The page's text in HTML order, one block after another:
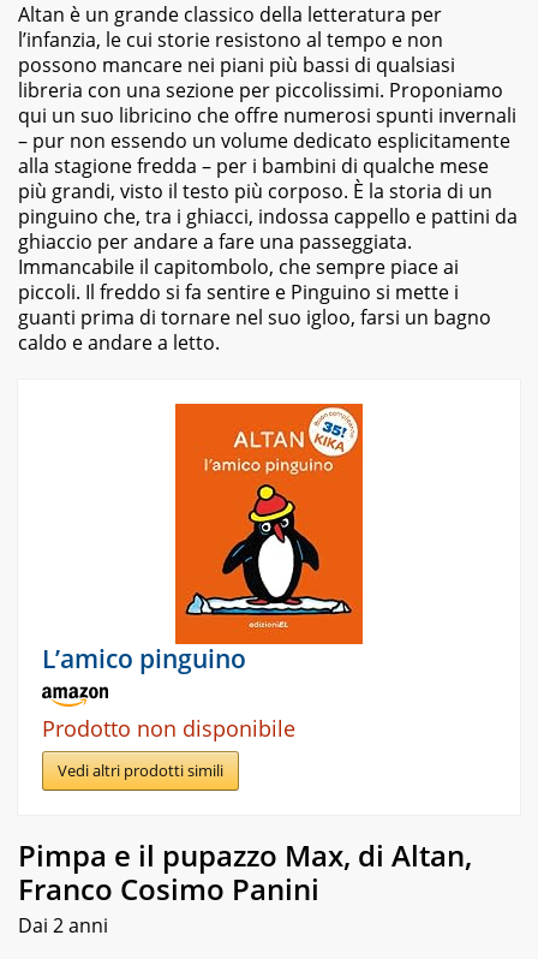
Altan è un grande classico della letteratura per
l’infanzia, le cui storie resistono al tempo e non
possono mancare nei piani più bassi di qualsiasi
libreria con una sezione per piccolissimi. Proponiamo
qui un suo libricino che offre numerosi spunti invernali
– pur non essendo un volume dedicato esplicitamente
alla stagione fredda – per i bambini di qualche mese
più grandi, visto il testo più corposo. È la storia di un
pinguino che, tra i ghiacci, indossa cappello e pattini da
ghiaccio per andare a fare una passeggiata.
Immancabile il capitombolo, che sempre piace ai
piccoli. Il freddo si fa sentire e Pinguino si mette i
guanti prima di tornare nel suo igloo, farsi un bagno
caldo e andare a letto.
L’amico pinguino
Prodotto non disponibile
Vedi altri prodotti simili
Pimpa e il pupazzo Max, di Altan,
Franco Cosimo Panini
Dai 2 anni